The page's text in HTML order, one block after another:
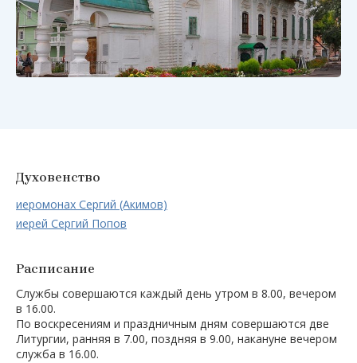
Духовенство
иеромонах Сергий (Акимов)
иерей Сергий Попов
Расписание
Службы совершаются каждый день утром в 8.00, вечером
в 16.00.
По воскресениям и праздничным дням совершаются две
Литургии, ранняя в 7.00, поздняя в 9.00, накануне вечером
служба в 16.00.